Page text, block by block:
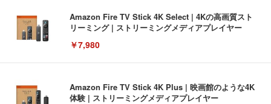
Amazon Fire TV Stick 4K Select | 4Kの高画質スト
リーミング | ストリーミングメディアプレイヤー
￥7,980
Amazon Fire TV Stick 4K Plus | 映画館のような4K
体験 | ストリーミングメディアプレイヤー